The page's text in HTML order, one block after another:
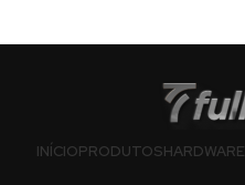
INÍCIOPRODUTOSHARDWARE